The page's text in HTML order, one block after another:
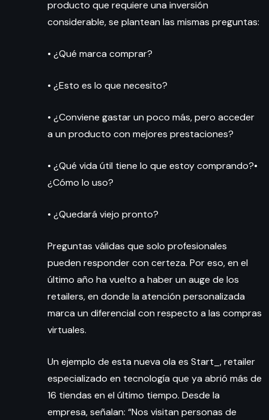
producto que requiere una inversión
considerable, se plantean las mismas preguntas:
• ¿Qué marca comprar?
• ¿Esto es lo que necesito?
• ¿Conviene gastar un poco más, pero acceder
a un producto con mejores prestaciones?
• ¿Qué vida útil tiene lo que estoy comprando?•
¿Cómo lo uso?
• ¿Quedará viejo pronto?
Preguntas válidas que solo profesionales
pueden responder con certeza. Por eso, en el
último año ha vuelto a haber un auge de los
retailers, en donde la atención personalizada
marca un diferencial con respecto a las compras
virtuales.
Un ejemplo de esta nueva ola es Start_, retailer
especializado en tecnología que ya abrió más de
16 tiendas en el último tiempo. Desde la
empresa, señalan: “Nos visitan personas de